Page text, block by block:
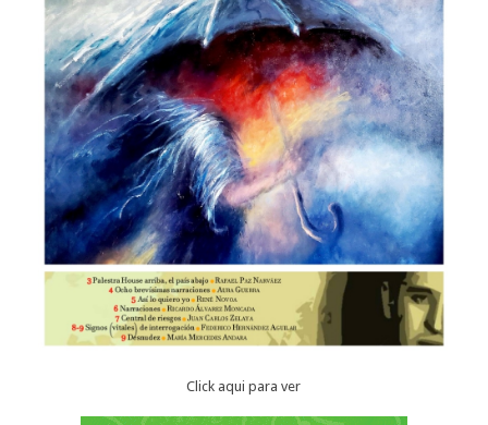
Click aqui para ver